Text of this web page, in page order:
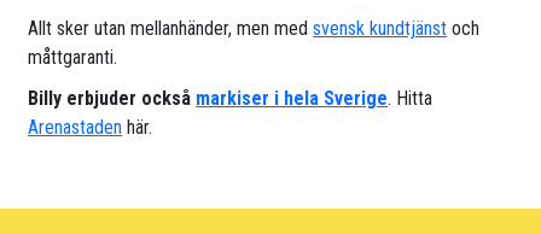
Allt sker utan mellanhänder, men medsvensk kundtjänst och
måttgaranti.
Billy erbjuder också markiser i hela Sverige. Hitta
Arenastaden här.